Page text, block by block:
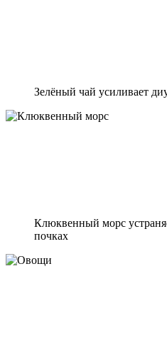
Зелёный чай усиливает
Клюквенный морс
почках